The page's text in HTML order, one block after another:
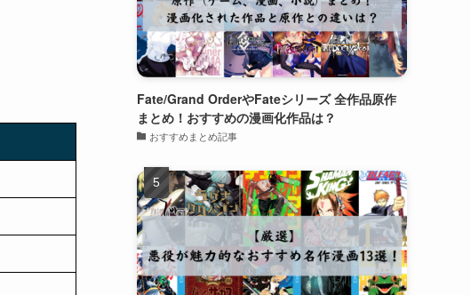
Fate/Grand OrderやFateシリーズ 全作品原作
まとめ！おすすめの漫画化作品は？
おすすめまとめ記事